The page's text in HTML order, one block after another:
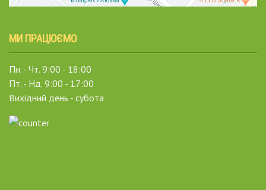
МИ ПРАЦЮЄМО
Пн. - Чт. 9:00 - 18:00
Пт. - Нд. 9:00 - 17:00
Вихідний день - субота